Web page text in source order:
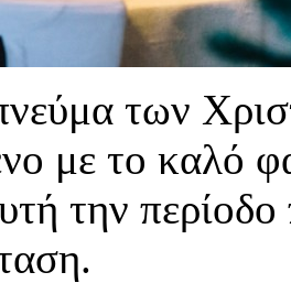
των
με το καλό
την